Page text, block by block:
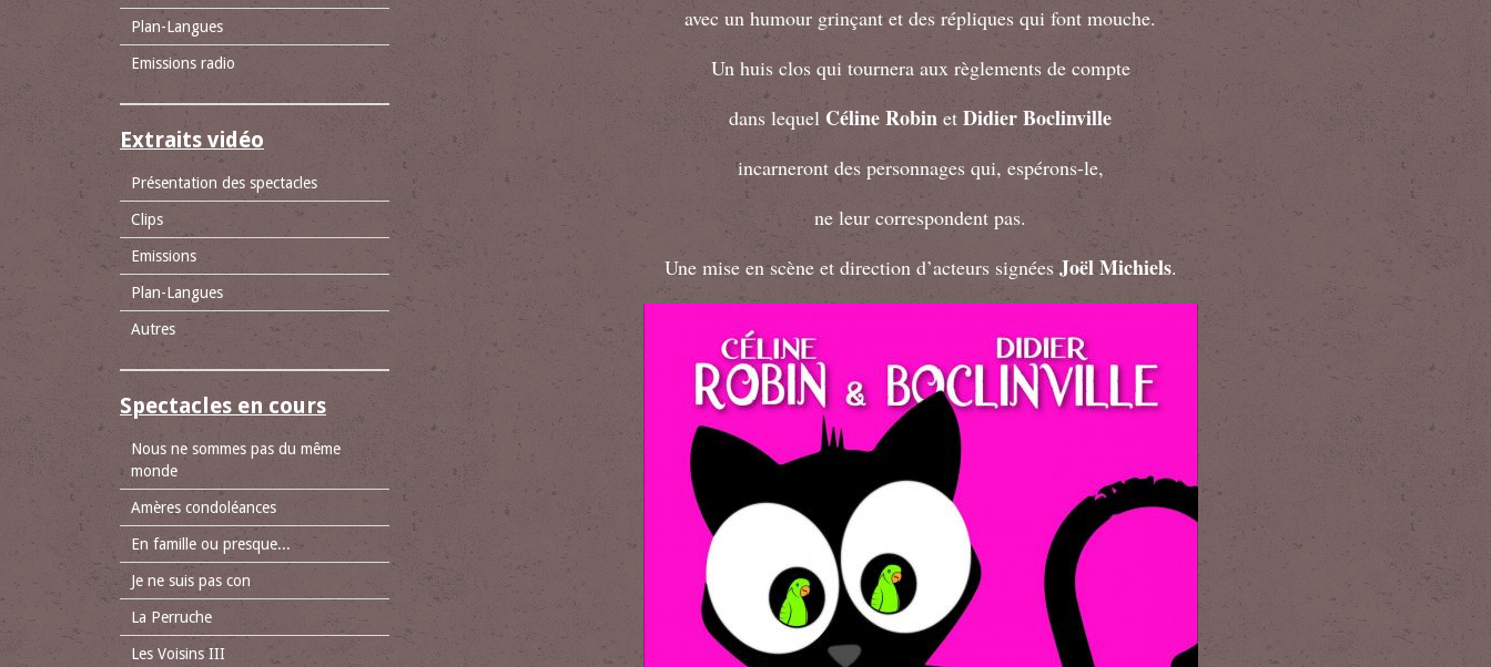
avec un humour grinçant et des répliques qui font mouche.
Un huis clos qui tournera aux règlements de compte
dans lequel Céline Robin et Didier Boclinville
incarneront des personnages qui, espérons-le,
ne leur correspondent pas.
Une mise en scène et direction d’acteurs signéesJoël Michiels.
Plan-Langues
Emissions radio
Extraits vidéo
Présentation des spectacles
Clips
Emissions
Plan-Langues
Autres
Spectacles en cours
Nous ne sommes pas du même
monde
Amères condoléances
En famille ou presque...
Je ne suis pas con
La Perruche
Les Voisins III